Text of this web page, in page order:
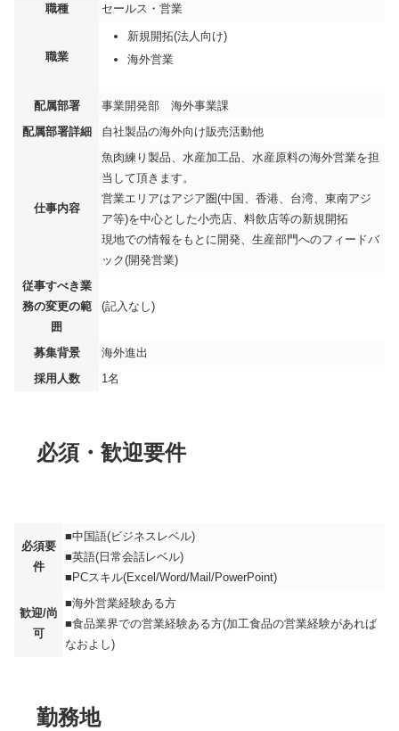
職種 セールス・営業
職業
新規開拓(法人向け)
海外営業
配属部署
事業開発部 海外事業課
配属部署詳細
自社製品の海外向け販売活動他
仕事内容
魚肉練り製品、水産加工品、水産原料の海外営業を担
当して頂きます。
営業エリアはアジア圏(中国、香港、台湾、東南アジ
ア等)を中心とした小売店、料飲店等の新規開拓
現地での情報をもとに開発、生産部門へのフィードバ
ック(開発営業)
従事すべき業
務の変更の範
囲
(記入なし)
募集背景
海外進出
採用人数
1名
必須・歓迎要件
必須要
件
■中国語(ビジネスレベル)
■英語(日常会話レベル)
■PCスキル(Excel/Word/Mail/PowerPoint)
歓迎/尚
可
■海外営業経験ある方
■食品業界での営業経験ある方(加工食品の営業経験があれば
なおよし)
勤務地